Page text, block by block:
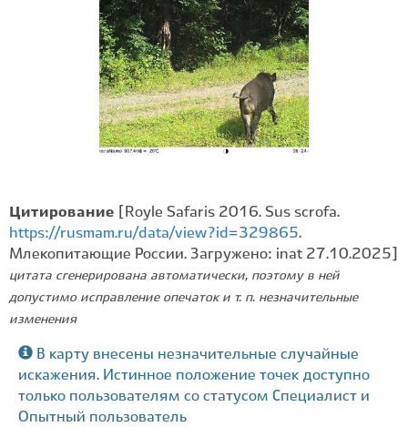
Цитирование
[Royle Safaris 2016. Sus scrofa.
https://rusmam.ru/data/view?id=329865.
Млекопитающие России. Загружено: inat 27.10.2025]
цитата сгенерирована автоматически, поэтому в ней
допустимо исправление опечаток и т. п. незначительные
изменения
В карту внесены незначительные случайные
искажения. Истинное положение точек доступно
только пользователям со статусом Специалист и
Опытный пользователь